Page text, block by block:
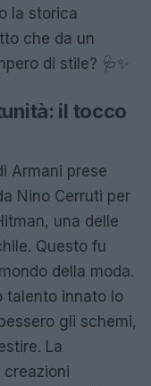
la storica
che da un
di stile? 🩺✨
il tocco
Armani prese
Nino Cerruti per
una delle
Questo fu
della moda.
talento innato lo
gli schemi,
La